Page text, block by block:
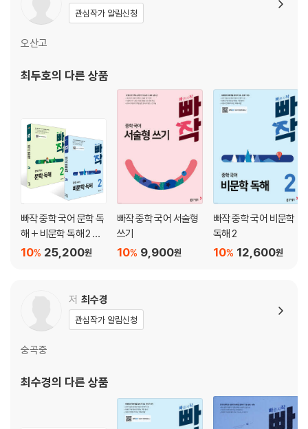
사회 07 법률｜미성년자의 계약_법무부
[과학]
과학 02 천문학｜밤하늘을 움직이는 천체들_한국천문연구원
과학 03 생물학｜동물이 보는 세상은 어떠할까_김정훈
과학 04 과학 일반｜과학적 업적으로서의 수량화_장하석
과학 05 뇌 과학｜양을 세면 잠이 오는 이유_김정훈
과학 06 생명 과학｜먹지 않고도 사는 바이러스_제임스 콜만
과학 07 의학｜우리나라의 전염병 역사_이현숙
[기술]
기술 01 가전 기술｜진공청소기의 원리_서울과학교사모임
기술 02 첨단 기술｜가상 현실과 증강 현실_한국전자통신연구원
기술 03 응용 기술｜생체 모방 기술_이동국 외
기술 04 우주 기술｜우주 물체, 어떻게 감시할까_한국천문연구원
기술 07 전통 기술｜해시계 앙부일구_신동원
예술 01 미술｜신윤복 그림의 특징_이광표
예술 03 영화｜영화 매체의 특징_양경미
예술 04 건축｜음악당 천장은 왜 구불구불할까_조원용
예술 05 미술｜투박함 속에서 발견한 민족의 아름다움_박차지현
관심작가 알림신청
오산고
최두호의 다른 상품
빠작 중학 국어 문학 독
해 + 비문학 독해 2 세
트
25,200원
10%
빠작 중학 국어 서술형
쓰기
9,900원
10%
빠작 중학 국어 비문학
독해 2
12,600원
10%
저 최수경
관심작가 알림신청
숭곡중
최수경의 다른 상품